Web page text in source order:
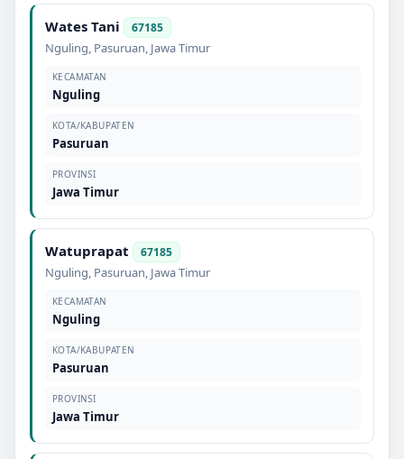
Wates Tani 67185
Nguling, Pasuruan, Jawa Timur
KECAMATAN
Nguling
KOTA/KABUPATEN
Pasuruan
PROVINSI
Jawa Timur
Watuprapat 67185
Nguling, Pasuruan, Jawa Timur
KECAMATAN
Nguling
KOTA/KABUPATEN
Pasuruan
PROVINSI
Jawa Timur